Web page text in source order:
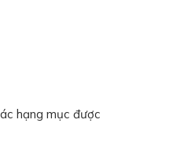
hạng mục được